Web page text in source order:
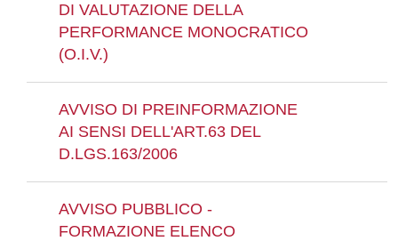
DI VALUTAZIONE DELLA
PERFORMANCE MONOCRATICO
(O.I.V.)
AVVISO DI PREINFORMAZIONE
AI SENSI DELL'ART.63 DEL
D.LGS.163/2006
AVVISO PUBBLICO -
FORMAZIONE ELENCO